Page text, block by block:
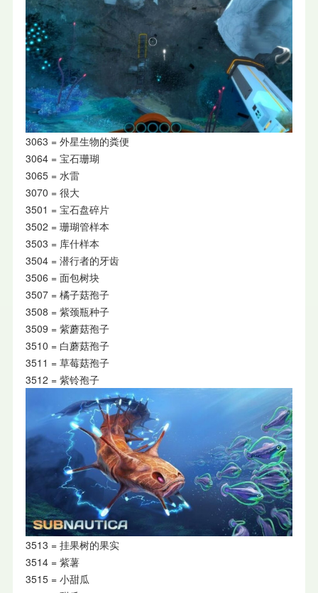
3063 = 外星生物的粪便
3064 = 宝石珊瑚
3065 = 水雷
3070 = 很大
3501 = 宝石盘碎片
3502 = 珊瑚管样本
3503 = 库什样本
3504 = 潜行者的牙齿
3506 = 面包树块
3507 = 橘子菇孢子
3508 = 紫颈瓶种子
3509 = 紫蘑菇孢子
3510 = 白蘑菇孢子
3511 = 草莓菇孢子
3512 = 紫铃孢子
3513 = 挂果树的果实
3514 = 紫薯
3515 = 小甜瓜